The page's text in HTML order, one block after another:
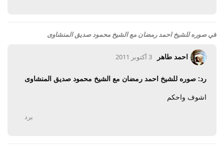
فيصوره للشيخ احمد رمضان مع الشيخ محمود صديق المنشاوى
احمد طاهر 3 أكتوبر 2011
رد: صوره للشيخ احمد رمضان مع الشيخ محمود صديق المنشاوى
اشوف واحكم
يرد